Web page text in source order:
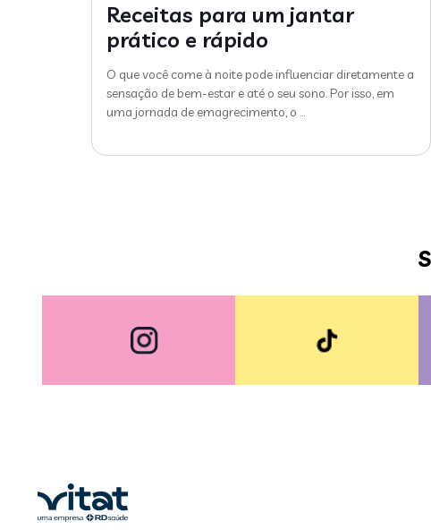
Receitas para um jantar
prático e rápido
O que você come à noite pode influenciar diretamente a
sensação de bem-estar e até o seu sono. Por isso, em
uma jornada de emagrecimento, o …